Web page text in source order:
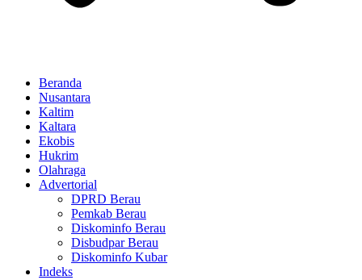
Beranda
Nusantara
Kaltim
Kaltara
Ekobis
Hukrim
Olahraga
Advertorial
DPRD Berau
Pemkab Berau
Diskominfo Berau
Disbudpar Berau
Diskominfo Kubar
Indeks